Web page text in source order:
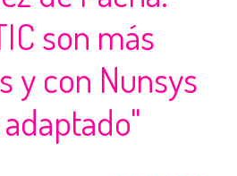
son más
y con Nunsys